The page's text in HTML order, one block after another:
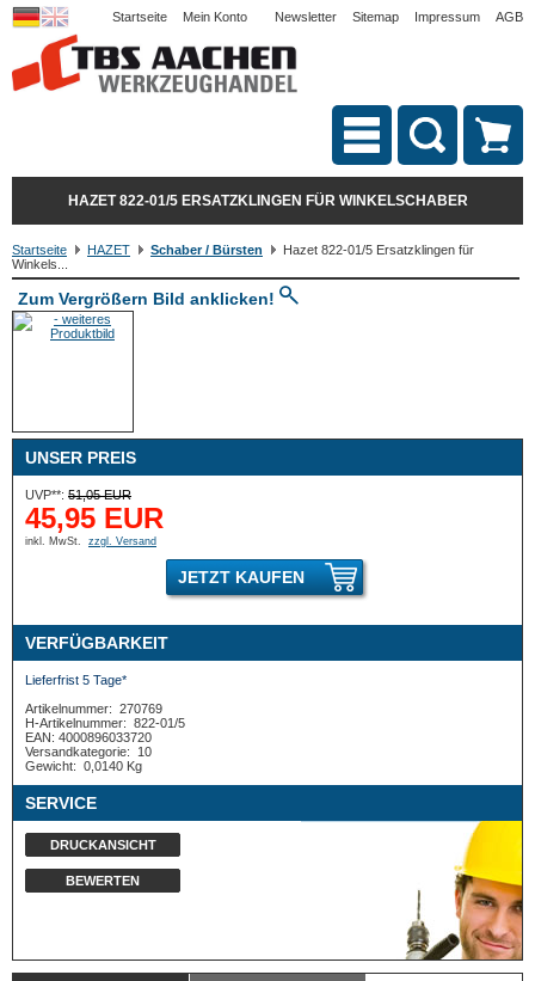
Startseite Mein Konto Newsletter Sitemap Impressum AGB
HAZET 822-01/5 ERSATZKLINGEN FÜR WINKELSCHABER
Startseite HAZET Schaber / Bürsten
Hazet 822-01/5 Ersatzklingen für
Winkels...
Zum Vergrößern Bild anklicken!
UNSER PREIS
UVP**: 51,05 EUR
45,95 EUR
inkl. MwSt. zzgl. Versand
JETZT KAUFEN
VERFÜGBARKEIT
Lieferfrist 5 Tage*
Artikelnummer: 270769
H-Artikelnummer: 822-01/5
EAN: 4000896033720
Versandkategorie:
10
Gewicht: 0,0140 Kg
SERVICE
DRUCKANSICHT
BEWERTEN